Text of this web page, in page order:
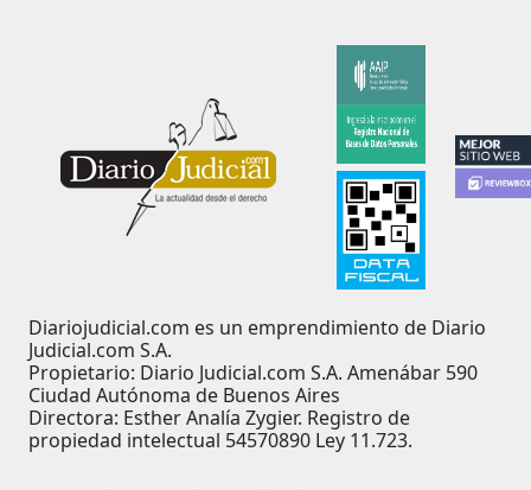
Diariojudicial.com es un emprendimiento de Diario
Judicial.com S.A.
Propietario: Diario Judicial.com S.A. Amenábar 590
Ciudad Autónoma de Buenos Aires
Directora: Esther Analía Zygier. Registro de
propiedad intelectual 54570890 Ley 11.723.